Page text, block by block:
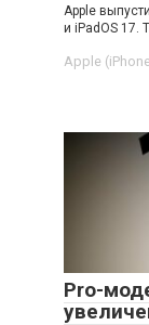
Apple
и iPadOS 17.
Apple
Pro-